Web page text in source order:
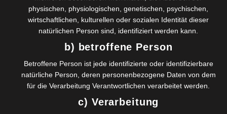
Gegen den Strom: Das Potenzial der
Mitarbeiter besser ausschöpfen, statt nur der
Finanzlogik zu folgen
Peter Drucker ist aktuell wie nie: Management muss eine
Systematik entwickeln, die kollektive Leistung ermöglicht,
ohne die unternehmerische und kreative Ader des
physischen, physiologischen, genetischen, psychischen,
wirtschaftlichen, kulturellen oder sozialen Identität dieser
natürlichen Person sind, identifiziert werden kann.
b) betroffene Person
Betroffene Person ist jede identifizierte oder identifizierbare
natürliche Person, deren personenbezogene Daten von dem
für die Verarbeitung Verantwortlichen verarbeitet werden.
c) Verarbeitung